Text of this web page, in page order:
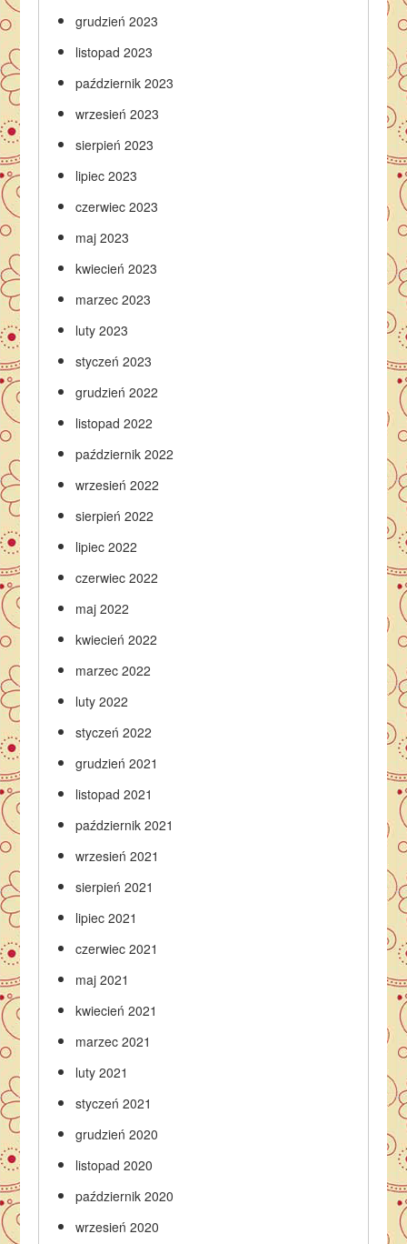
grudzień 2023
listopad 2023
październik 2023
wrzesień 2023
sierpień 2023
lipiec 2023
czerwiec 2023
maj 2023
kwiecień 2023
marzec 2023
luty 2023
styczeń 2023
grudzień 2022
listopad 2022
październik 2022
wrzesień 2022
sierpień 2022
lipiec 2022
czerwiec 2022
maj 2022
kwiecień 2022
marzec 2022
luty 2022
styczeń 2022
grudzień 2021
listopad 2021
październik 2021
wrzesień 2021
sierpień 2021
lipiec 2021
czerwiec 2021
maj 2021
kwiecień 2021
marzec 2021
luty 2021
styczeń 2021
grudzień 2020
listopad 2020
październik 2020
wrzesień 2020